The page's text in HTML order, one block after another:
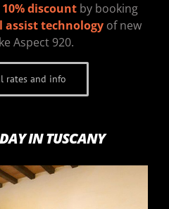
10% discountby booking
assist technology of new
Aspect 920.
rates and info
IN TUSCANY